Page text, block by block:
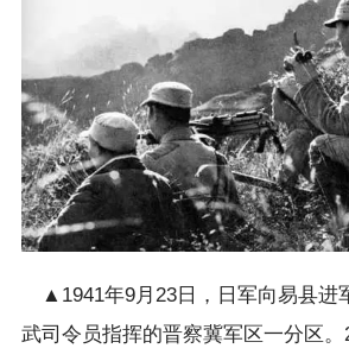
▲1941年9月23日，日军向易县进
武司令员指挥的晋察冀军区一分区。